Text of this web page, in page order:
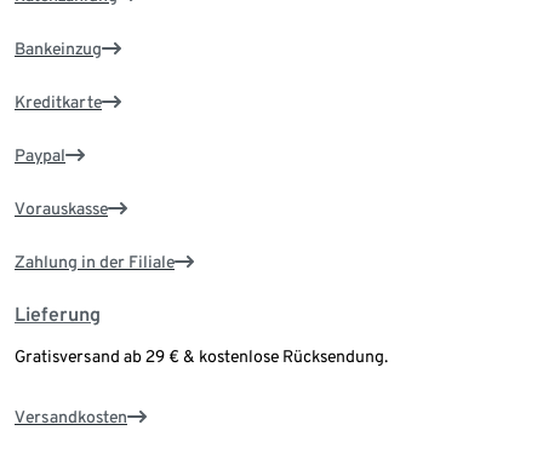
Bankeinzug
Kreditkarte
Paypal
Vorauskasse
Zahlung in der Filiale
Lieferung
Gratisversand ab 29 € & kostenlose Rücksendung.
Versandkosten